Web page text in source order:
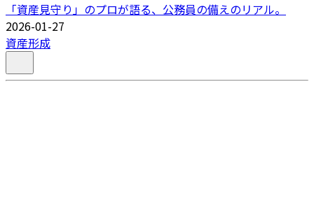
「資産見守り」のプロが語る、公務員の備えのリアル。
2026-01-27
資産形成